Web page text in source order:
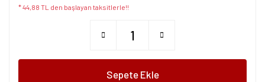
* 44,88 TL den başlayan taksitlerle!!
Sepete Ekle